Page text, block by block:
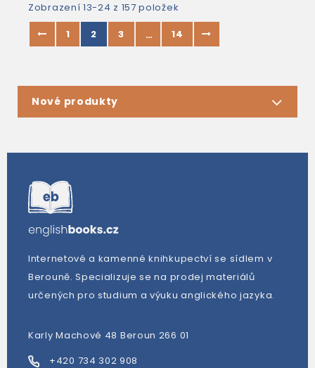
Zobrazení 13-24 z 157 položek
1
2 3 … 14
Nové produkty
Internetové a kamenné knihkupectví se sídlem v
Berouně. Specializuje se na prodej materiálů
určených pro studium a výuku anglického jazyka.
Karly Machové 48 Beroun 266 01
+420 734 302 908